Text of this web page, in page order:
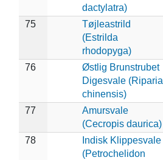
dactylatra)
75
Tøjleastrild
(Estrilda
rhodopyga)
76
Østlig Brunstrubet
Digesvale (Riparia
chinensis)
77
Amursvale
(Cecropis daurica)
78
Indisk Klippesvale
(Petrochelidon